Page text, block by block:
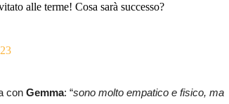
alle terme! Cosa sarà successo?
con Gemma: “sono molto empatico e fisico, ma